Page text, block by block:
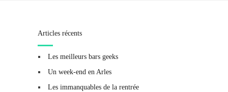
Articles récents
Les meilleurs bars geeks
Un week-end en Arles
Les immanquables de la rentrée